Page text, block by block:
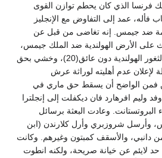
الذي كان يحطم توازن القوى
فأله، عمد إلى التفاوض مع الإنجليز
ضد جيمس. إنه تغاضى من قبل عن
على الأرض الهولندية ضد الملك جيمس،
وسمح لها بالإقلاع من أحد الثغور الهولندية دون عائق(20)، وخشي بحق
عدم أهليته لوراثة عرش
فمن الواضح أن يسقط حق ماري في
وفي أوائل 1687 أوفد وليم افرهارد فان ديكفلت إلى إنجلترا
البروتستانت. وعادت البعثة برسائل
وأرسل شروزبري وأرل كلارندن (ابن
دانبي، والأسقف كمبتون وغيرهم. وكانت
لايئم عن خيانة صريحة، ولكنه انطوت